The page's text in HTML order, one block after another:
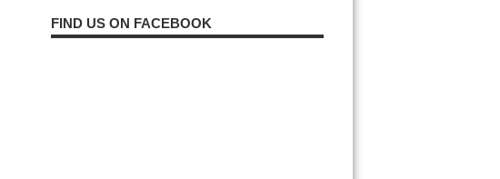
FIND US ON FACEBOOK